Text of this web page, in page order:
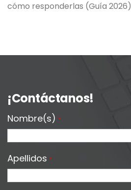
cómo responderlas (Guía 2026)
¡Contáctanos!
Nombre(s) *
Apellidos *